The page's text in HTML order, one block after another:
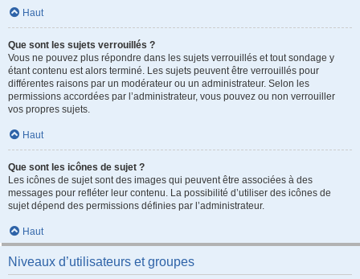
Haut
Que sont les sujets verrouillés ?
Vous ne pouvez plus répondre dans les sujets verrouillés et tout sondage y
étant contenu est alors terminé. Les sujets peuvent être verrouillés pour
différentes raisons par un modérateur ou un administrateur. Selon les
permissions accordées par l’administrateur, vous pouvez ou non verrouiller
vos propres sujets.
Haut
Que sont les icônes de sujet ?
Les icônes de sujet sont des images qui peuvent être associées à des
messages pour refléter leur contenu. La possibilité d’utiliser des icônes de
sujet dépend des permissions définies par l’administrateur.
Haut
Niveaux d’utilisateurs et groupes